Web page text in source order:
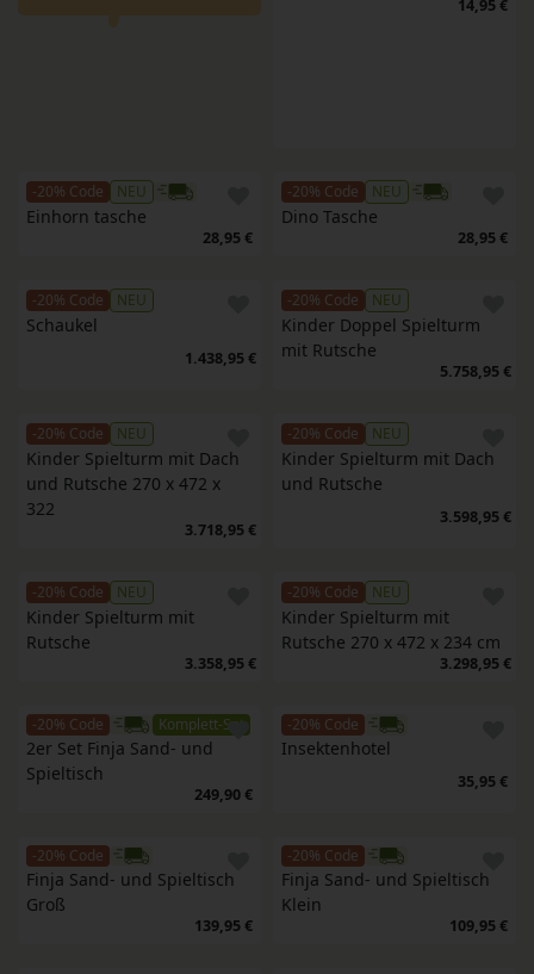
14,95 €
-20% Code NEU
Einhorn tasche
28,95 €
-20% Code NEU
Dino Tasche
28,95 €
-20% Code NEU
Schaukel
1.438,95 €
-20% Code NEU
Kinder Doppel Spielturm
mit Rutsche
5.758,95 €
-20% Code NEU
Kinder Spielturm mit Dach
und Rutsche 270 x 472 x
322
3.718,95 €
-20% Code NEU
Kinder Spielturm mit Dach
und Rutsche
3.598,95 €
-20% Code NEU
Kinder Spielturm mit
Rutsche
3.358,95 €
-20% Code NEU
Kinder Spielturm mit
Rutsche 270 x 472 x 234 cm
3.298,95 €
-20% Code Komplett-Set
2er Set Finja Sand- und
Spieltisch
249,90 €
-20% Code
Insektenhotel
35,95 €
-20% Code
Finja Sand- und Spieltisch
Groß
139,95 €
-20% Code
Finja Sand- und Spieltisch
Klein
109,95 €